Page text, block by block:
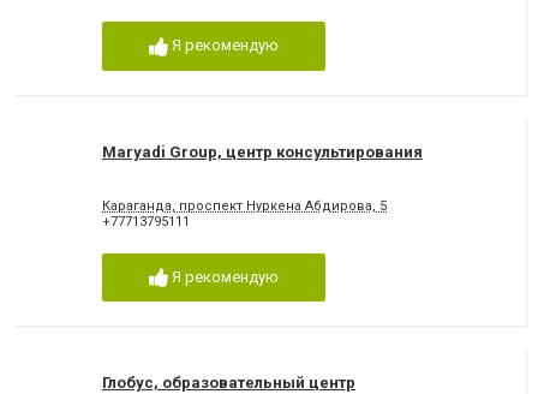
Я рекомендую
Maryadi Group, центр консультирования
Караганда, проспект Нуркена Абдирова, 5
+77713795111
Я рекомендую
Глобус, образовательный центр